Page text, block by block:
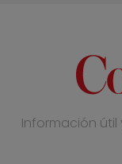
Información